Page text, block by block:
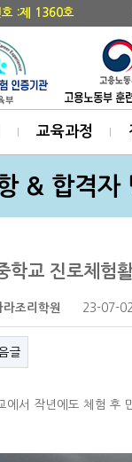
호 :제 1360호
교육과정
& 합격자
학교 진로체험
라조리학원 23-07-
글
에서 작년에도 체험 후